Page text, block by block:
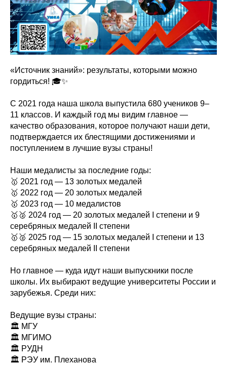
«Источник знаний»: результаты, которыми можно
гордиться! 🎓✨
С 2021 года наша школа выпустила 680 учеников 9–
11 классов. И каждый год мы видим главное —
качество образования, которое получают наши дети,
подтверждается их блестящими достижениями и
поступлением в лучшие вузы страны!
Наши медалисты за последние годы:
🥇 2021 год — 13 золотых медалей
🥇 2022 год — 20 золотых медалей
🥇 2023 год — 10 медалистов
🥇🥈 2024 год — 20 золотых медалей I степени и 9
серебряных медалей II степени
🥇🥈 2025 год — 15 золотых медалей I степени и 13
серебряных медалей II степени
Но главное — куда идут наши выпускники после
школы. Их выбирают ведущие университеты России и
зарубежья. Среди них:
Ведущие вузы страны:
🏛 МГУ
🏛 МГИМО
🏛 РУДН
🏛 РЭУ им. Плеханова